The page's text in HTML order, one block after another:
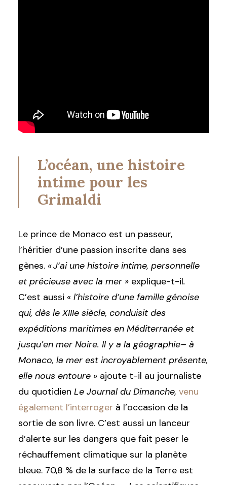
L’océan, une histoire
intime pour les
Grimaldi
Le prince de Monaco est un passeur,
l’héritier d’une passion inscrite dans ses
gènes. « J’ai une histoire intime, personnelle
et précieuse avec la mer » explique-t-il.
C’est aussi « l’histoire d’une famille génoise
qui, dès le XIIIe siècle, conduisit des
expéditions maritimes en Méditerranée et
jusqu’en mer Noire. Il y a la géographie– à
Monaco, la mer est incroyablement présente,
elle nous entoure » ajoute t-il au journaliste
du quotidien Le Journal du Dimanche, venu
également l’interroger à l’occasion de la
sortie de son livre. C’est aussi un lanceur
d’alerte sur les dangers que fait peser le
réchauffement climatique sur la planète
bleue. 70,8 % de la surface de la Terre est